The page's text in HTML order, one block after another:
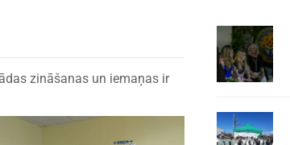
zināšanas un iemaņas ir